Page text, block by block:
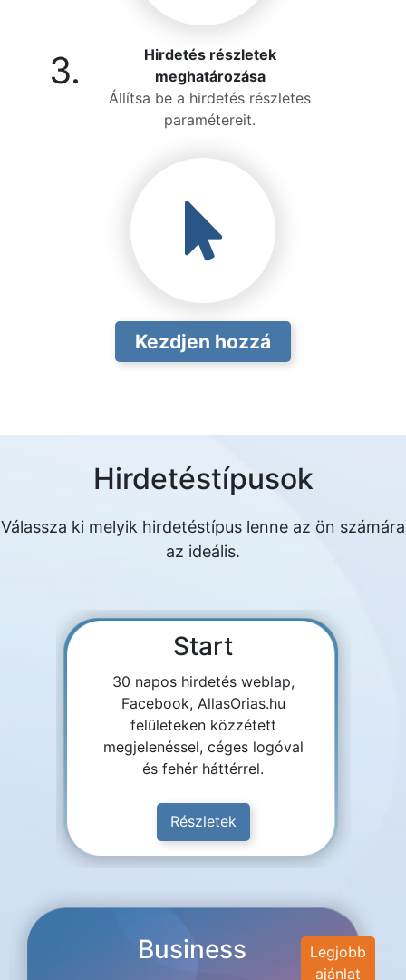
3.
Hirdetés részletek
meghatározása
Állítsa be a hirdetés részletes
paramétereit.
Kezdjen hozzá
Hirdetéstípusok
Válassza ki melyik hirdetéstípus lenne az ön számára
az ideális.
Start
30 napos hirdetés weblap,
Facebook, AllasOrias.hu
felületeken közzétett
megjelenéssel, céges logóval
és fehér háttérrel.
Részletek
Legjobb
ajánlat
Business